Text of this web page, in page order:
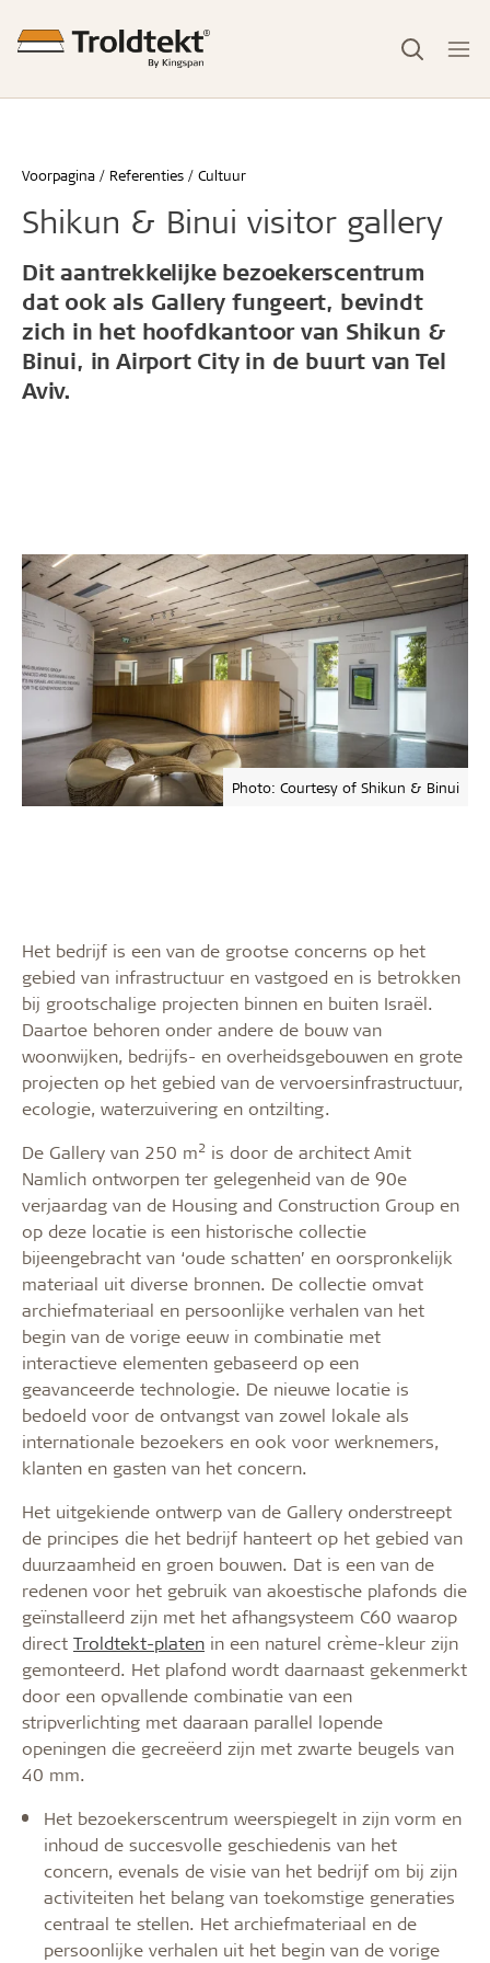
Voorpagina Referenties Cultuur
Shikun & Binui visitor gallery
Dit aantrekkelijke bezoekerscentrum
dat ook als Gallery fungeert, bevindt
zich in het hoofdkantoor van Shikun &
Binui, in Airport City in de buurt van Tel
Aviv.
Photo: Courtesy of Shikun & Binui
Het bedrijf is een van de grootse concerns op het
gebied van infrastructuur en vastgoed en is betrokken
bij grootschalige projecten binnen en buiten Israël.
Daartoe behoren onder andere de bouw van
woonwijken, bedrijfs- en overheidsgebouwen en grote
projecten op het gebied van de vervoersinfrastructuur,
ecologie, waterzuivering en ontzilting.
De Gallery van 250 m2 is door de architect Amit
Namlich ontworpen ter gelegenheid van de 90e
verjaardag van de Housing and Construction Group en
op deze locatie is een historische collectie
bijeengebracht van ‘oude schatten’ en oorspronkelijk
materiaal uit diverse bronnen. De collectie omvat
archiefmateriaal en persoonlijke verhalen van het
begin van de vorige eeuw in combinatie met
interactieve elementen gebaseerd op een
geavanceerde technologie. De nieuwe locatie is
bedoeld voor de ontvangst van zowel lokale als
internationale bezoekers en ook voor werknemers,
klanten en gasten van het concern.
Het uitgekiende ontwerp van de Gallery onderstreept
de principes die het bedrijf hanteert op het gebied van
duurzaamheid en groen bouwen. Dat is een van de
redenen voor het gebruik van akoestische plafonds die
geïnstalleerd zijn met het afhangsysteem C60 waarop
direct Troldtekt-platen in een naturel crème-kleur zijn
gemonteerd. Het plafond wordt daarnaast gekenmerkt
door een opvallende combinatie van een
stripverlichting met daaraan parallel lopende
openingen die gecreëerd zijn met zwarte beugels van
40 mm.
Het bezoekerscentrum weerspiegelt in zijn vorm en
inhoud de succesvolle geschiedenis van het
concern, evenals de visie van het bedrijf om bij zijn
activiteiten het belang van toekomstige generaties
centraal te stellen. Het archiefmateriaal en de
persoonlijke verhalen uit het begin van de vorige